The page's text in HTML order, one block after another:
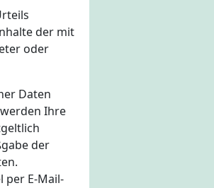
der mit
oder
Daten
Ihre
der
per E-Mail-